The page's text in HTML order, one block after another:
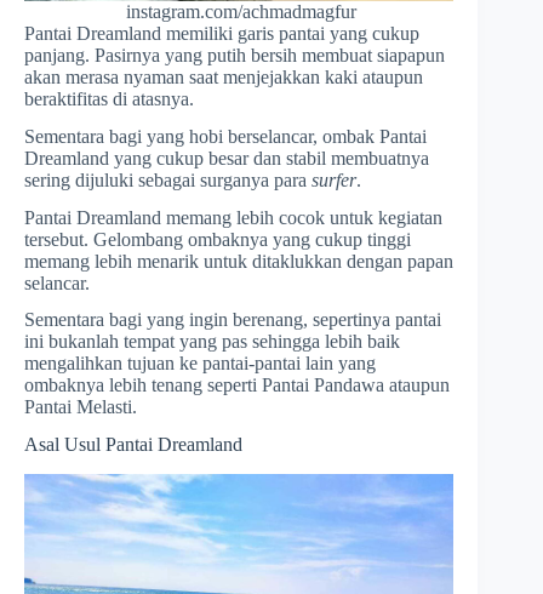
instagram.com/achmadmagfur
Pantai Dreamland memiliki garis pantai yang cukup
panjang. Pasirnya yang putih bersih membuat siapapun
akan merasa nyaman saat menjejakkan kaki ataupun
beraktifitas di atasnya.
Sementara bagi yang hobi berselancar, ombak Pantai
Dreamland yang cukup besar dan stabil membuatnya
sering dijuluki sebagai surganya para surfer.
Pantai Dreamland memang lebih cocok untuk kegiatan
tersebut. Gelombang ombaknya yang cukup tinggi
memang lebih menarik untuk ditaklukkan dengan papan
selancar.
Sementara bagi yang ingin berenang, sepertinya pantai
ini bukanlah tempat yang pas sehingga lebih baik
mengalihkan tujuan ke pantai-pantai lain yang
ombaknya lebih tenang seperti Pantai Pandawa ataupun
Pantai Melasti.
Asal Usul Pantai Dreamland